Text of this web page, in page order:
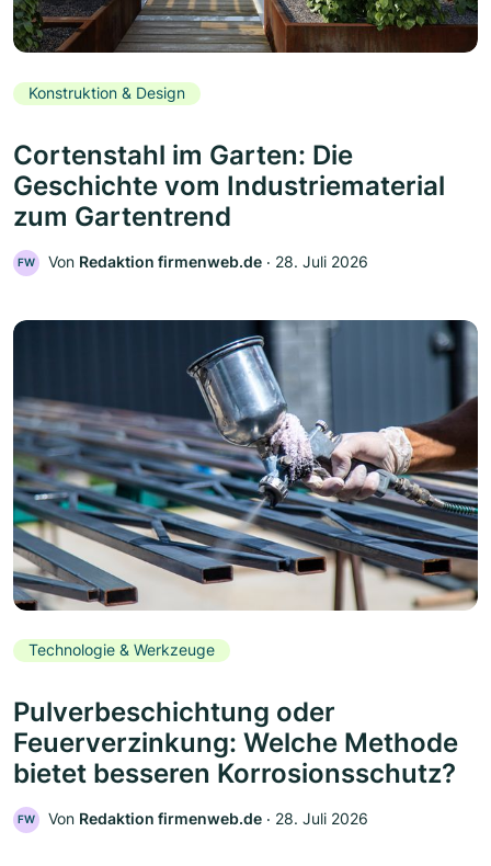
Konstruktion & Design
Cortenstahl im Garten: Die
Geschichte vom Industriematerial
zum Gartentrend
FW Von Redaktion firmenweb.de ‧ 28. Juli 2026
Technologie & Werkzeuge
Pulverbeschichtung oder
Feuerverzinkung: Welche Methode
bietet besseren Korrosionsschutz?
FW Von Redaktion firmenweb.de ‧ 28. Juli 2026